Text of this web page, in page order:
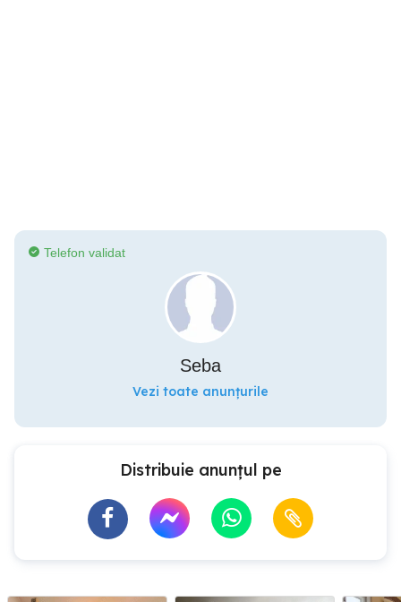
Telefon validat
Seba
Vezi toate anunțurile
Distribuie anunțul pe